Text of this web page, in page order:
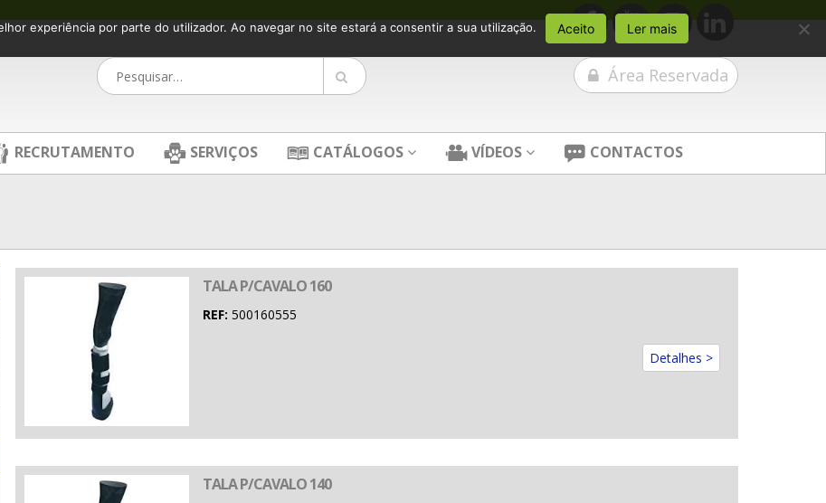
Área Reservada
RECRUTAMENTO SERVIÇOS CATÁLOGOS VÍDEOS CONTACTOS
TALA P/CAVALO 160
REF: 500160555
Detalhes >
TALA P/CAVALO 140
experiência por parte do utilizador. Ao navegar no site estará a consentir a sua utilização. Aceito Ler mais